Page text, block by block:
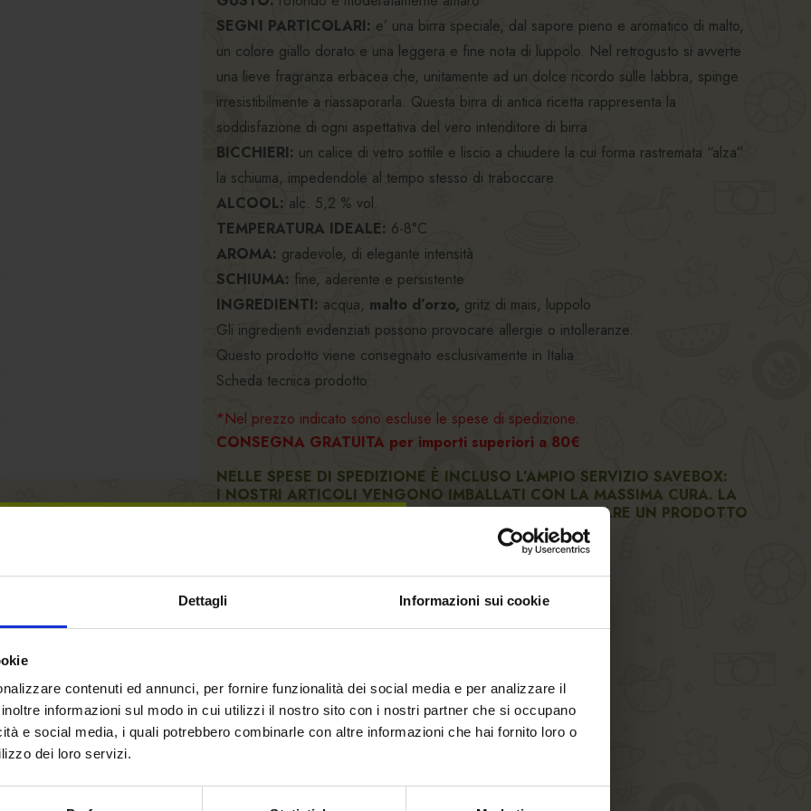
Benvenuto su forst.it Hai
Dettagli Informazioni sui cookie
contenuti ed annunci, per fornire funzionalità dei social media e per analizzare il
informazioni sul modo in cui utilizzi il nostro sito con i nostri partner che si occupano
e social media, i quali potrebbero combinarle con altre informazioni che hai fornito loro o
dei loro servizi.
SEGNI PARTICOLARI: e’ una birra speciale, dal sapore pieno e aromatico di malto,
un colore giallo dorato e una leggera e fine nota di luppolo. Nel retrogusto si avverte
una lieve fragranza erbacea che, unitamente ad un dolce ricordo sulle labbra, spinge
irresistibilmente a riassaporarla. Questa birra di antica ricetta rappresenta la
soddisfazione di ogni aspettativa del vero intenditore di birra
BICCHIERI: un calice di vetro sottile e liscio a chiudere la cui forma rastremata “alza”
la schiuma, impedendole al tempo stesso di traboccare
ALCOOL: alc. 5,2 % vol.
TEMPERATURA IDEALE: 6-8°C
AROMA: gradevole, di elegante intensità
SCHIUMA: fine, aderente e persistente
INGREDIENTI: acqua, malto d’orzo, gritz di mais, luppolo
Gli ingredienti evidenziati possono provocare allergie o intolleranze.
Questo prodotto viene consegnato esclusivamente in Italia.
Scheda tecnica prodotto
*Nel prezzo indicato sono escluse le spese di spedizione.
CONSEGNA GRATUITA per importi superiori a 80€
NELLE SPESE DI SPEDIZIONE È INCLUSO L’AMPIO SERVIZIO SAVEBOX:
I NOSTRI ARTICOLI VENGONO IMBALLATI CON LA MASSIMA CURA. LA
STESSA CHE IMPIEGHIAMO DA SEMPRE PER REALIZZARE UN PRODOTTO
AGGIUNGI AL CARRELLO
Disponibilita':In magazzino